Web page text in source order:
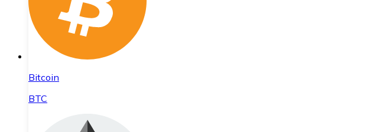
Bitcoin
BTC